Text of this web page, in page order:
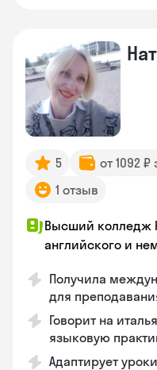
5 от 1092 ₽
1 отзыв
Высший колледж
английского и
Получила
для
Говорит на
языковую
Адаптирует